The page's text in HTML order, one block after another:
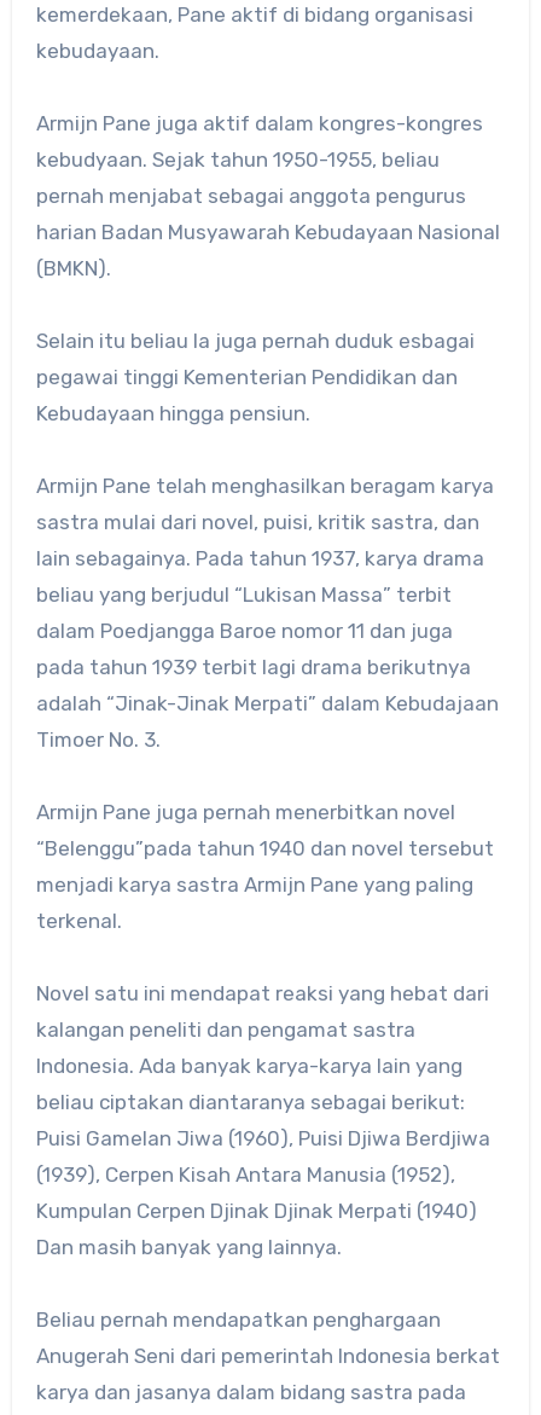
kemerdekaan, Pane aktif di bidang organisasi
kebudayaan.
Armijn Pane juga aktif dalam kongres-kongres
kebudyaan. Sejak tahun 1950-1955, beliau
pernah menjabat sebagai anggota pengurus
harian Badan Musyawarah Kebudayaan Nasional
(BMKN).
Selain itu beliau Ia juga pernah duduk esbagai
pegawai tinggi Kementerian Pendidikan dan
Kebudayaan hingga pensiun.
Armijn Pane telah menghasilkan beragam karya
sastra mulai dari novel, puisi, kritik sastra, dan
lain sebagainya. Pada tahun 1937, karya drama
beliau yang berjudul “Lukisan Massa” terbit
dalam Poedjangga Baroe nomor 11 dan juga
pada tahun 1939 terbit lagi drama berikutnya
adalah “Jinak-Jinak Merpati” dalam Kebudajaan
Timoer No. 3.
Armijn Pane juga pernah menerbitkan novel
“Belenggu”pada tahun 1940 dan novel tersebut
menjadi karya sastra Armijn Pane yang paling
terkenal.
Novel satu ini mendapat reaksi yang hebat dari
kalangan peneliti dan pengamat sastra
Indonesia. Ada banyak karya-karya lain yang
beliau ciptakan diantaranya sebagai berikut:
Puisi Gamelan Jiwa (1960), Puisi Djiwa Berdjiwa
(1939), Cerpen Kisah Antara Manusia (1952),
Kumpulan Cerpen Djinak Djinak Merpati (1940)
Dan masih banyak yang lainnya.
Beliau pernah mendapatkan penghargaan
Anugerah Seni dari pemerintah Indonesia berkat
karya dan jasanya dalam bidang sastra pada